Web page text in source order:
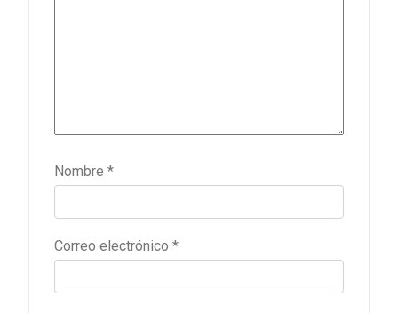
Nombre *
Correo electrónico *